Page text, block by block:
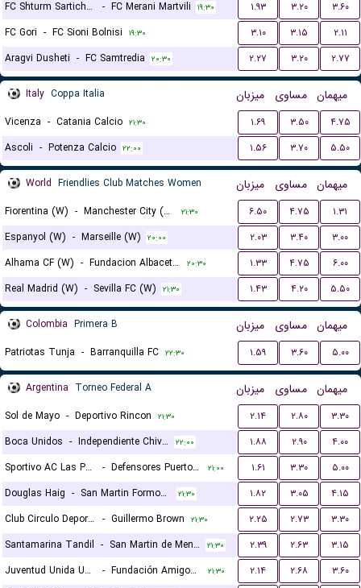
FC Shturm Sartichala - FC Merani Martvili ۱۹:۳۰ ۱.۹۳ ۳.۲۰
۳.۶۰
FC Gori - FC Sioni Bolnisi ۱۹:۳۰ ۳.۱۰ ۳.۱۵
۲.۱۱
Aragvi Dusheti - FC Samtredia ۲۰:۳۰ ۲.۲۷ ۳.۲۰ ۲.۷۷
Italy Coppa Italia میزبان مساوی میهمان
Vicenza - Catania Calcio ۲۱:۳۰ ۱.۶۹ ۳.۵۰
۴.۷۵
Ascoli - Potenza Calcio ۲۲:۰۰ ۱.۵۶ ۳.۷۰ ۵.۵۰
World Friendlies Club Matches Women میزبان مساوی میهمان
Fiorentina (W) - Manchester City (W) ۲۱:۳۰ ۶.۵۰ ۴.۷۵
۱.۳۱
Espanyol (W) - Marseille (W) ۲۰:۰۰ ۲.۰۳ ۳.۴۰
۳.۰۰
Alhama CF (W) - Fundacion Albacete (W) ۲۰:۳۰ ۱.۳۳ ۴.۷۵
۶.۰۰
Real Madrid (W) - Sevilla FC (W) ۲۱:۳۰ ۱.۴۳ ۴.۲۰ ۵.۵۰
Colombia Primera B میزبان مساوی میهمان
Patriotas Tunja - Barranquilla FC ۲۲:۳۰ ۱.۵۹ ۳.۶۰ ۵.۰۰
Argentina Torneo Federal A میزبان مساوی میهمان
Sol de Mayo - Deportivo Rincon ۲۱:۳۰ ۲.۱۴ ۲.۸۰
۳.۳۰
Boca Unidos - Independiente Chivilcoy ۲۲:۰۰ ۱.۸۸ ۲.۹۰
۴.۰۰
Sportivo AC Las Parejas
- Defensores Puerto Vilelas ۲۱:۰۰ ۱.۶۱ ۳.۳۰
۵.۰۰
Douglas Haig - San Martin Formosa ۲۱:۳۰ ۱.۸۲ ۳.۰۵
۴.۱۵
Club Circulo Deportivo - Guillermo Brown ۲۱:۳۰ ۲.۲۵ ۲.۷۳
۳.۳۰
Santamarina Tandil - San Martin de Mendoza ۲۱:۳۰ ۲.۳۹ ۲.۶۳
۳.۱۵
Juventud Unida Universitario
- Fundación Amigos por el Deporte ۲۱:۳۰ ۲.۱۴ ۲.۶۸
۳.۶۰